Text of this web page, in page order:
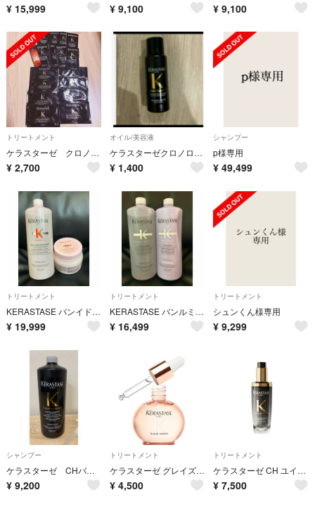
¥ 15,999 ¥ 9,100 ¥ 9,100
トリートメント
ケラスターゼ クロノロジスト サンプルセット
¥ 2,700
オイル/美容液
ケラスターゼクロノロジスト15ml 洗い流さないヘアトリートメント
¥ 1,400
シャンプー
p様専用
¥ 49,499
トリートメント
KERASTASE バンイドラフォーティーファイ&マスクリコンスティチュアント
¥ 19,999
トリートメント
KERASTASE バンルミエール&ソワンシカフラッシュ
¥ 16,499
トリートメント
シュンくん様専用
¥ 9,299
シャンプー
ケラスターゼ CHバンクロノロジスト1000ml新品 日本正規品
¥ 9,200
トリートメント
ケラスターゼ グレイズドロップス 45mL
¥ 4,500
トリートメント
ケラスターゼ CH ユイル クロノロジスト N 75ml
¥ 7,500